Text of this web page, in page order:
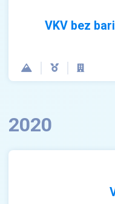
VKV bez
2020